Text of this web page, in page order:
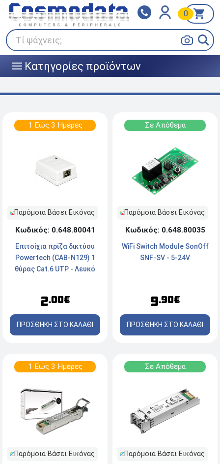
Τί ψάχνεις;
0
||| Κατηγορίες προϊόντων
Klarna
Πληρώστε σε 3
άτοκες δόσεις
BOX NOW
1 Εώς 3 Ημέρες
Παρόμοια Βάσει Εικόνας
Κωδικός: 0.648.80041
Επιτοίχια πρίζα δικτύου
Powertech (CAB-N129) 1
θύρας Cat.6 UTP - Λευκό
2.00€
ΠΡΟΣΘΗΚΗ ΣΤΟ ΚΑΛΑΘΙ
Σε Απόθεμα
Παρόμοια Βάσει Εικόνας
Κωδικός: 0.648.80035
WiFi Switch Module SonOff
SNF-SV - 5-24V
9.90€
ΠΡΟΣΘΗΚΗ ΣΤΟ ΚΑΛΑΘΙ
1 Εώς 3 Ημέρες
Παρόμοια Βάσει Εικόνας
Σε Απόθεμα
Παρόμοια Βάσει Εικόνας